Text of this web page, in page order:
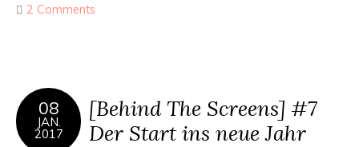
2 Comments
08
JAN.
2017
[Behind The Screens] #7
Der Start ins neue Jahr